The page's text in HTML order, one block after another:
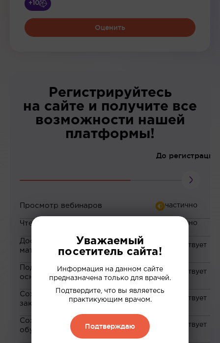
+10
Оценить
Регистрируйтесь
на сайте и получите все
возможности нашей
платформы!
До регистрации
Просмотр вебинаров
Чтение статей
Доступ к закрытым
материалам
Подборка материалов на
основе ваших интересов
Сохранение материалов в
закладки
Сохранение прогресса по
обучению
Уважаемый
посетитель сайта!
Информация на данном сайте
предназначена только для врачей.
Подтвердите, что вы являетесь
практикующим врачом.
Подтверждаю